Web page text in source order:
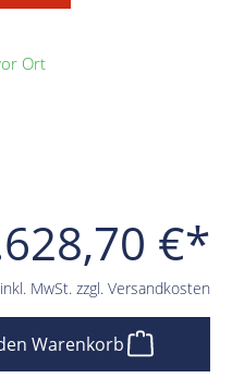
€*
MwSt. zzgl. Versandkosten
Ort
Warenkorb